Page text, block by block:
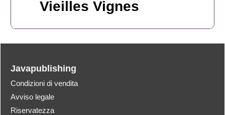
Vieilles Vignes
Javapublishing
Condizioni di vendita
Avviso legale
Riservatezza